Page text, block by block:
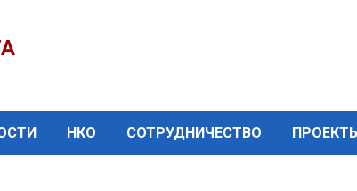
НКО СОТРУДНИЧЕСТВО